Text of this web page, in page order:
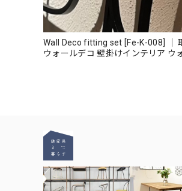
Wall Deco fitting set [Fe-K-008] ｜
ウォールデコ 壁掛けインテリア ウ